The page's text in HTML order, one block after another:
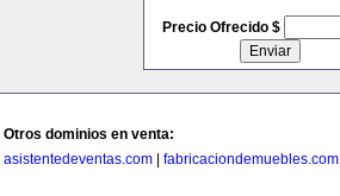
Precio Ofrecido $
Otros dominios en venta:
asistentedeventas.com
fabricaciondemuebles.com